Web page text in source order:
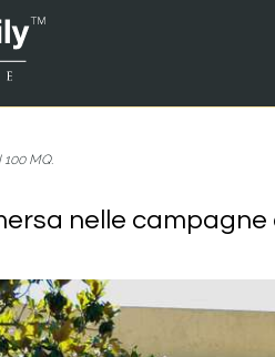
100 MQ.
nelle campagne